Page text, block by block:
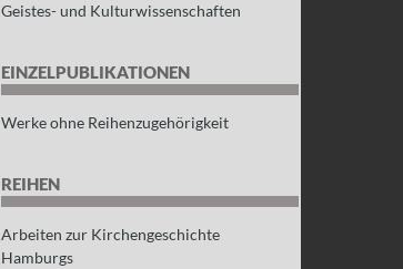
Geistes- und Kulturwissenschaften
EINZELPUBLIKATIONEN
Werke ohne Reihenzugehörigkeit
REIHEN
Arbeiten zur Kirchengeschichte
Hamburgs